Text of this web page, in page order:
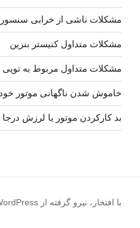
مشکلات ناشی از خرابی
مشکلات متداول کنیستر بنزین
مشکلات متداول مربوط به
خاموش شدن ناگهانی موتور
بد کارکردن موتور یا لرزش
با افتخار، نیرو گرفته از WordPress